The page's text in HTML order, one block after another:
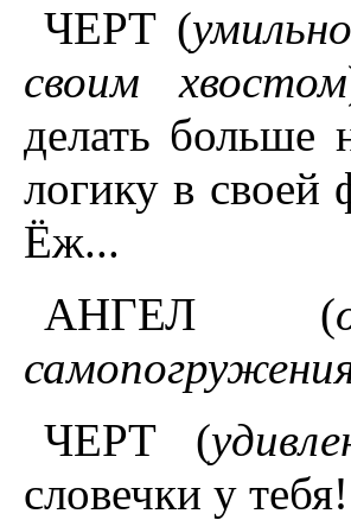
ЧЕРТ (
своим хвостом
делать больше
логику в своей
Ёж...
АНГЕЛ (
ЧЕРТ (
словечки у